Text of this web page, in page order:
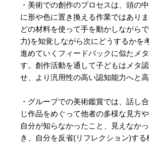
・美術での創作のプロセスは、頭の
に形や色に置き換える作業ではあり
どの材料を使って手を動かしながら
力)を知覚しながら次にどうするかを
進めていくフィードバックに似たメ
す。創作活動を通して子どもはメタ
せ、より汎用性の高い認知能力へと高
・グループでの美術鑑賞では、話し
じ作品をめぐって他者の多様な見方や
自分が知らなかったこと、見えなか
き、自分を反省(リフレクション)する